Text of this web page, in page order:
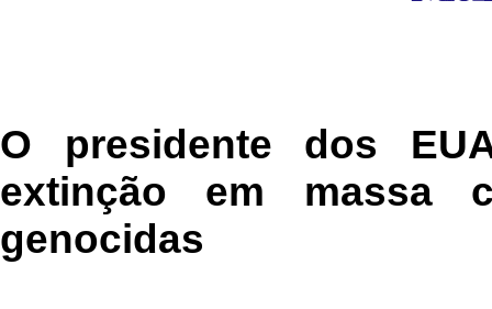
O presidente dos
extinção em massa
genocidas